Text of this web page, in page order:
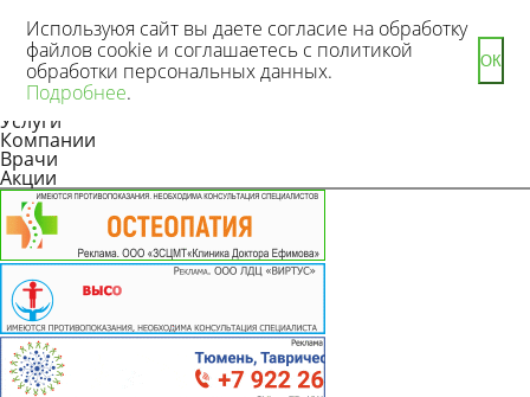
Новости
Статьи
Услуги
Компании
Врачи
Акции
Используюя сайт вы даете согласие на обработку
файлов cookie и соглашаетесь с политикой
обработки персональных данных.
Подробнее.
ОК